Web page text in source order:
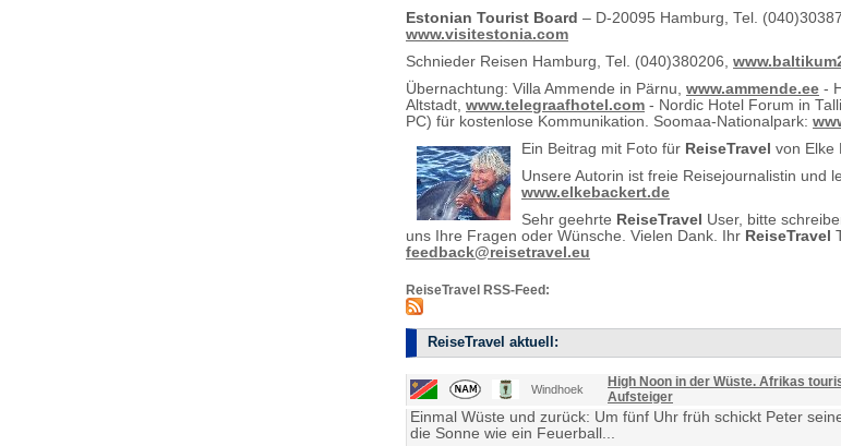
Estonian Tourist Board – D-20095 Hamburg, Tel.
www.visitestonia.com
Schnieder Reisen Hamburg, Tel. (040)380206,
Übernachtung: Villa Ammende in Pärnu, www.ammende.ee -
Altstadt, www.telegraafhotel.com - Nordic Hotel Forum in
PC) für kostenlose Kommunikation. Soomaa-Nationalpark:
Ein Beitrag mit Foto für ReiseTravel von Elke
Unsere Autorin ist freie Reisejournalistin und
www.elkebackert.de
Sehr geehrte ReiseTravel User, bitte
uns Ihre Fragen oder Wünsche. Vielen Dank. Ihr ReiseTravel
feedback@reisetravel.eu
ReiseTravel RSS-Feed:
ReiseTravel aktuell:
Windhoek
High Noon in der Wüste. Afrikas
Aufsteiger
Einmal Wüste und zurück: Um fünf Uhr früh schickt Peter
die Sonne wie ein Feuerball...